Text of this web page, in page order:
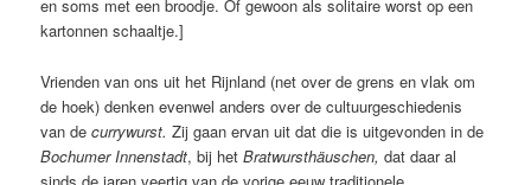
en soms met een broodje. Of gewoon als solitaire worst op een
kartonnen schaaltje.]
Vrienden van ons uit het Rijnland (net over de grens en vlak om
de hoek) denken evenwel anders over de cultuurgeschiedenis
van decurrywurst. Zij gaan ervan uit dat die is uitgevonden in de
Bochumer Innenstadt, bij hetBratwursthäuschen,dat daar al
sinds de jaren veertig van de vorige eeuw traditionele